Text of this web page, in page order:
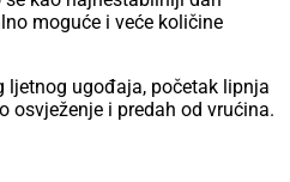
moguće i veće količine
ljetnog ugođaja, početak lipnja
osvježenje i predah od vrućina.